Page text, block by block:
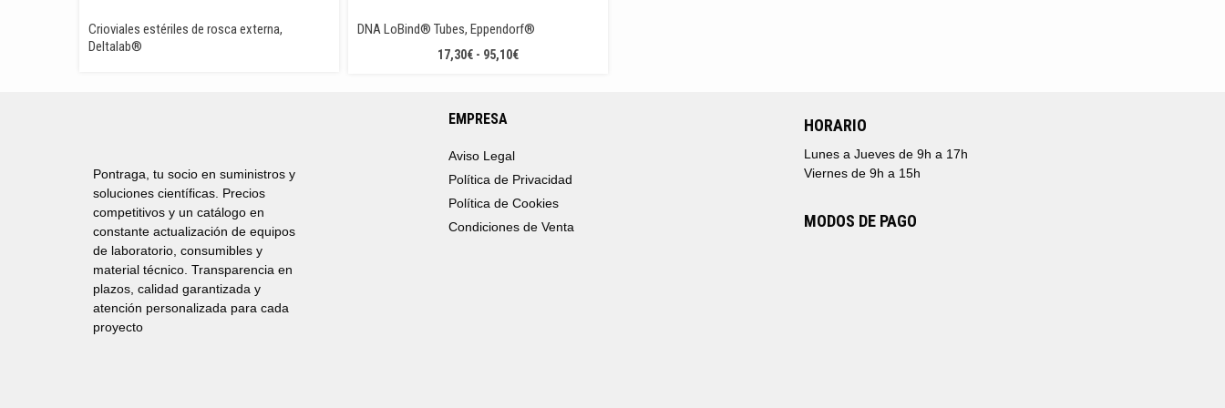
Crioviales estériles de rosca externa,
Deltalab®
DNA LoBind® Tubes, Eppendorf®
17,30€ - 95,10€RANGO
Pontraga, tu socio en suministros y
soluciones científicas. Precios
competitivos y un catálogo en
constante actualización de equipos
de laboratorio, consumibles y
material técnico. Transparencia en
plazos, calidad garantizada y
atención personalizada para cada
proyecto
EMPRESA
Aviso Legal
Política de Privacidad
Política de Cookies
Condiciones de Venta
HORARIO
Lunes a Jueves de 9h a 17h
Viernes de 9h a 15h
MODOS DE PAGO